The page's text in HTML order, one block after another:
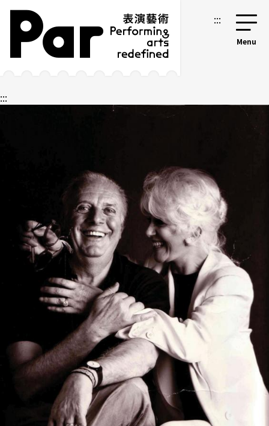
跳到主要内容区块
网站导览 :::
:::